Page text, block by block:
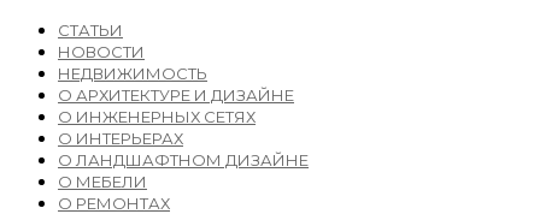
СТАТЬИ
НОВОСТИ
НЕДВИЖИМОСТЬ
О АРХИТЕКТУРЕ И ДИЗАЙНЕ
О ИНЖЕНЕРНЫХ СЕТЯХ
О ИНТЕРЬЕРАХ
О ЛАНДШАФТНОМ ДИЗАЙНЕ
О МЕБЕЛИ
О РЕМОНТАХ